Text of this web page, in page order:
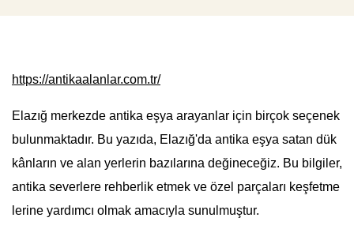
https://antikaalanlar.com.tr/
Elazığ merkezde antika eşya arayanlar için birçok seçenek
bulunmaktadır. Bu yazıda, Elazığ'da antika eşya satan dük
kânların ve alan yerlerin bazılarına değineceğiz. Bu bilgiler,
antika severlere rehberlik etmek ve özel parçaları keşfetme
lerine yardımcı olmak amacıyla sunulmuştur.